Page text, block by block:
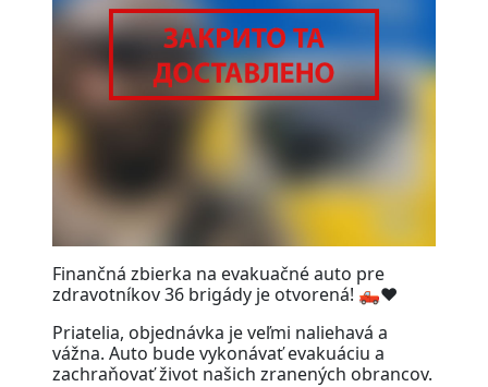
Finančná zbierka na evakuačné auto pre
zdravotníkov 36 brigády je otvorená! 🛻❤️
Priatelia, objednávka je veľmi naliehavá a
vážna. Auto bude vykonávať evakuáciu a
zachraňovať život našich zranených obrancov.